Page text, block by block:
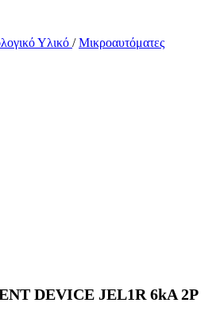
Υλικό / Μικροαυτόματες
DEVICE JEL1R 6kA 2P